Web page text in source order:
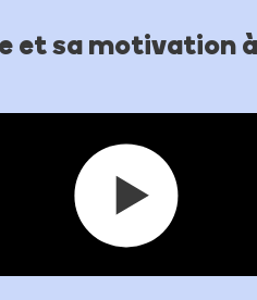
et sa motivation